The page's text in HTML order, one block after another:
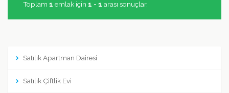
Toplam 1 emlak için 1 - 1 arası sonuçlar.
Satılık Apartman Dairesi
Satılık Çiftlik Evi